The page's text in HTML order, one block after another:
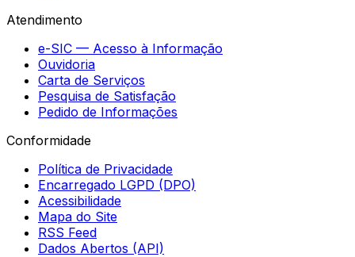
Atendimento
e-SIC — Acesso à Informação
Ouvidoria
Carta de Serviços
Pesquisa de Satisfação
Pedido de Informações
Conformidade
Política de Privacidade
Encarregado LGPD (DPO)
Acessibilidade
Mapa do Site
RSS Feed
Dados Abertos (API)